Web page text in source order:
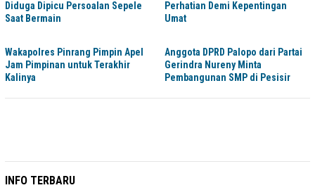
Diduga Dipicu Persoalan Sepele
Saat Bermain
Perhatian Demi Kepentingan
Umat
Wakapolres Pinrang Pimpin Apel
Jam Pimpinan untuk Terakhir
Kalinya
Anggota DPRD Palopo dari Partai
Gerindra Nureny Minta
Pembangunan SMP di Pesisir
INFO TERBARU